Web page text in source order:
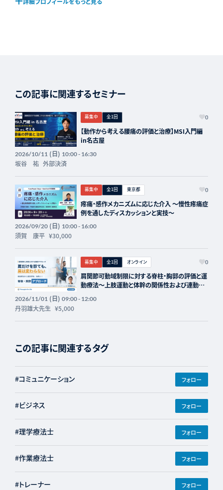
この記事に関連するセミナー
募集中 全1回 0
【動作から考える腰痛の評価と治療】MSI入門編
in名古屋
2026/10/11 (日) 10:00 - 16:30
坂谷 祐 外部決済
募集中 全1回 東京都 0
疼痛・感作メカニズムに応じた介入 〜慢性疼痛症
例を通したディスカッションと実技〜
2026/09/20(日) 10:00 - 16:00
須賀 康平 ¥30,000
募集中 全1回 オンライン 0
肩関節可動域制限に対する脊柱・胸郭の評価と運
動療法〜上肢運動と体幹の関係性および連動
ーライフ】
2026/11/01(日) 09:00 - 12:00
丹羽雄大先生 ¥5,000
この記事に関連するタグ
#コミュニケーション フォロー
#ビジネス フォロー
#理学療法士 フォロー
#作業療法士 フォロー
#トレーナー フォロー